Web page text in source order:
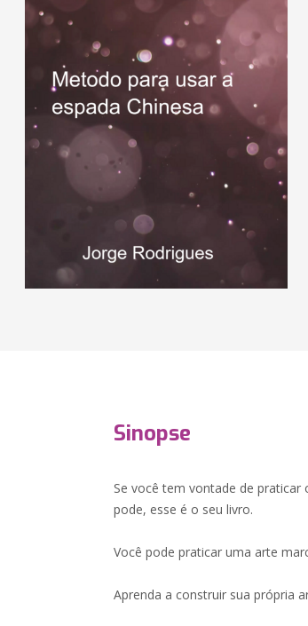
Sinopse
Se você tem vontade de praticar
pode, esse é o seu livro.
Você pode praticar uma arte
Aprenda a construir sua própria